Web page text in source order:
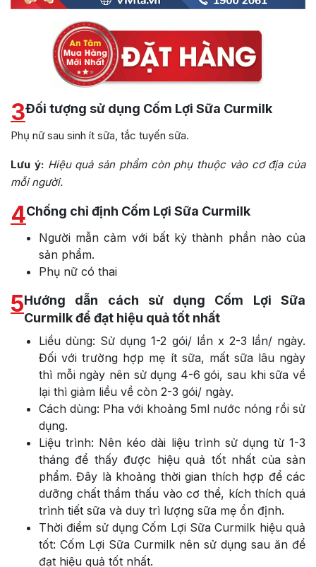
3Đối tượng sử dụng Cốm Lợi Sữa Curmilk
Phụ nữ sau sinh ít sữa, tắc tuyến sữa.
Lưu ý: Hiệu quả sản phẩm còn phụ thuộc vào cơ địa của
mỗi người.
4Chống chỉ định Cốm Lợi Sữa Curmilk
Người mẫn cảm với bất kỳ thành phần nào của
sản phẩm.
Phụ nữ có thai
5Hướng dẫn cách sử dụng Cốm Lợi Sữa
Curmilk để đạt hiệu quả tốt nhất
Liều dùng: Sử dụng 1-2 gói/ lần x 2-3 lần/ ngày.
Đối với trường hợp mẹ ít sữa, mất sữa lâu ngày
thì mỗi ngày nên sử dụng 4-6 gói, sau khi sữa về
lại thì giảm liều về còn 2-3 gói/ ngày.
Cách dùng: Pha với khoảng 5ml nước nóng rồi sử
dụng.
Liệu trình: Nên kéo dài liệu trình sử dụng từ 1-3
tháng để thấy được hiệu quả tốt nhất của sản
phẩm. Đây là khoảng thời gian thích hợp để các
dưỡng chất thẩm thấu vào cơ thể, kích thích quá
trình tiết sữa và duy trì lượng sữa mẹ ổn định.
Thời điểm sử dụng Cốm Lợi Sữa Curmilk hiệu quả
tốt: Cốm Lợi Sữa Curmilk nên sử dụng sau ăn để
đạt hiệu quả tốt nhất.